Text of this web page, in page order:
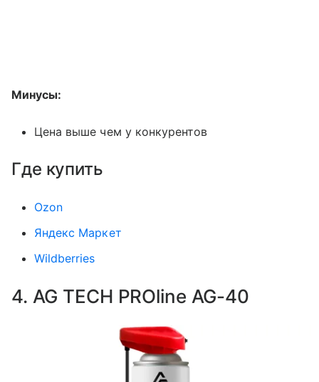
Минусы:
Цена выше чем у конкурентов
Где купить
Ozon
Яндекс Маркет
Wildberries
4. AG TECH PROline AG-40